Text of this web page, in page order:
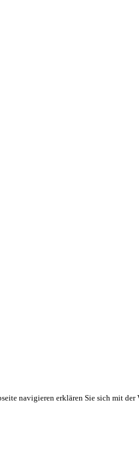
navigieren erklären Sie sich mit